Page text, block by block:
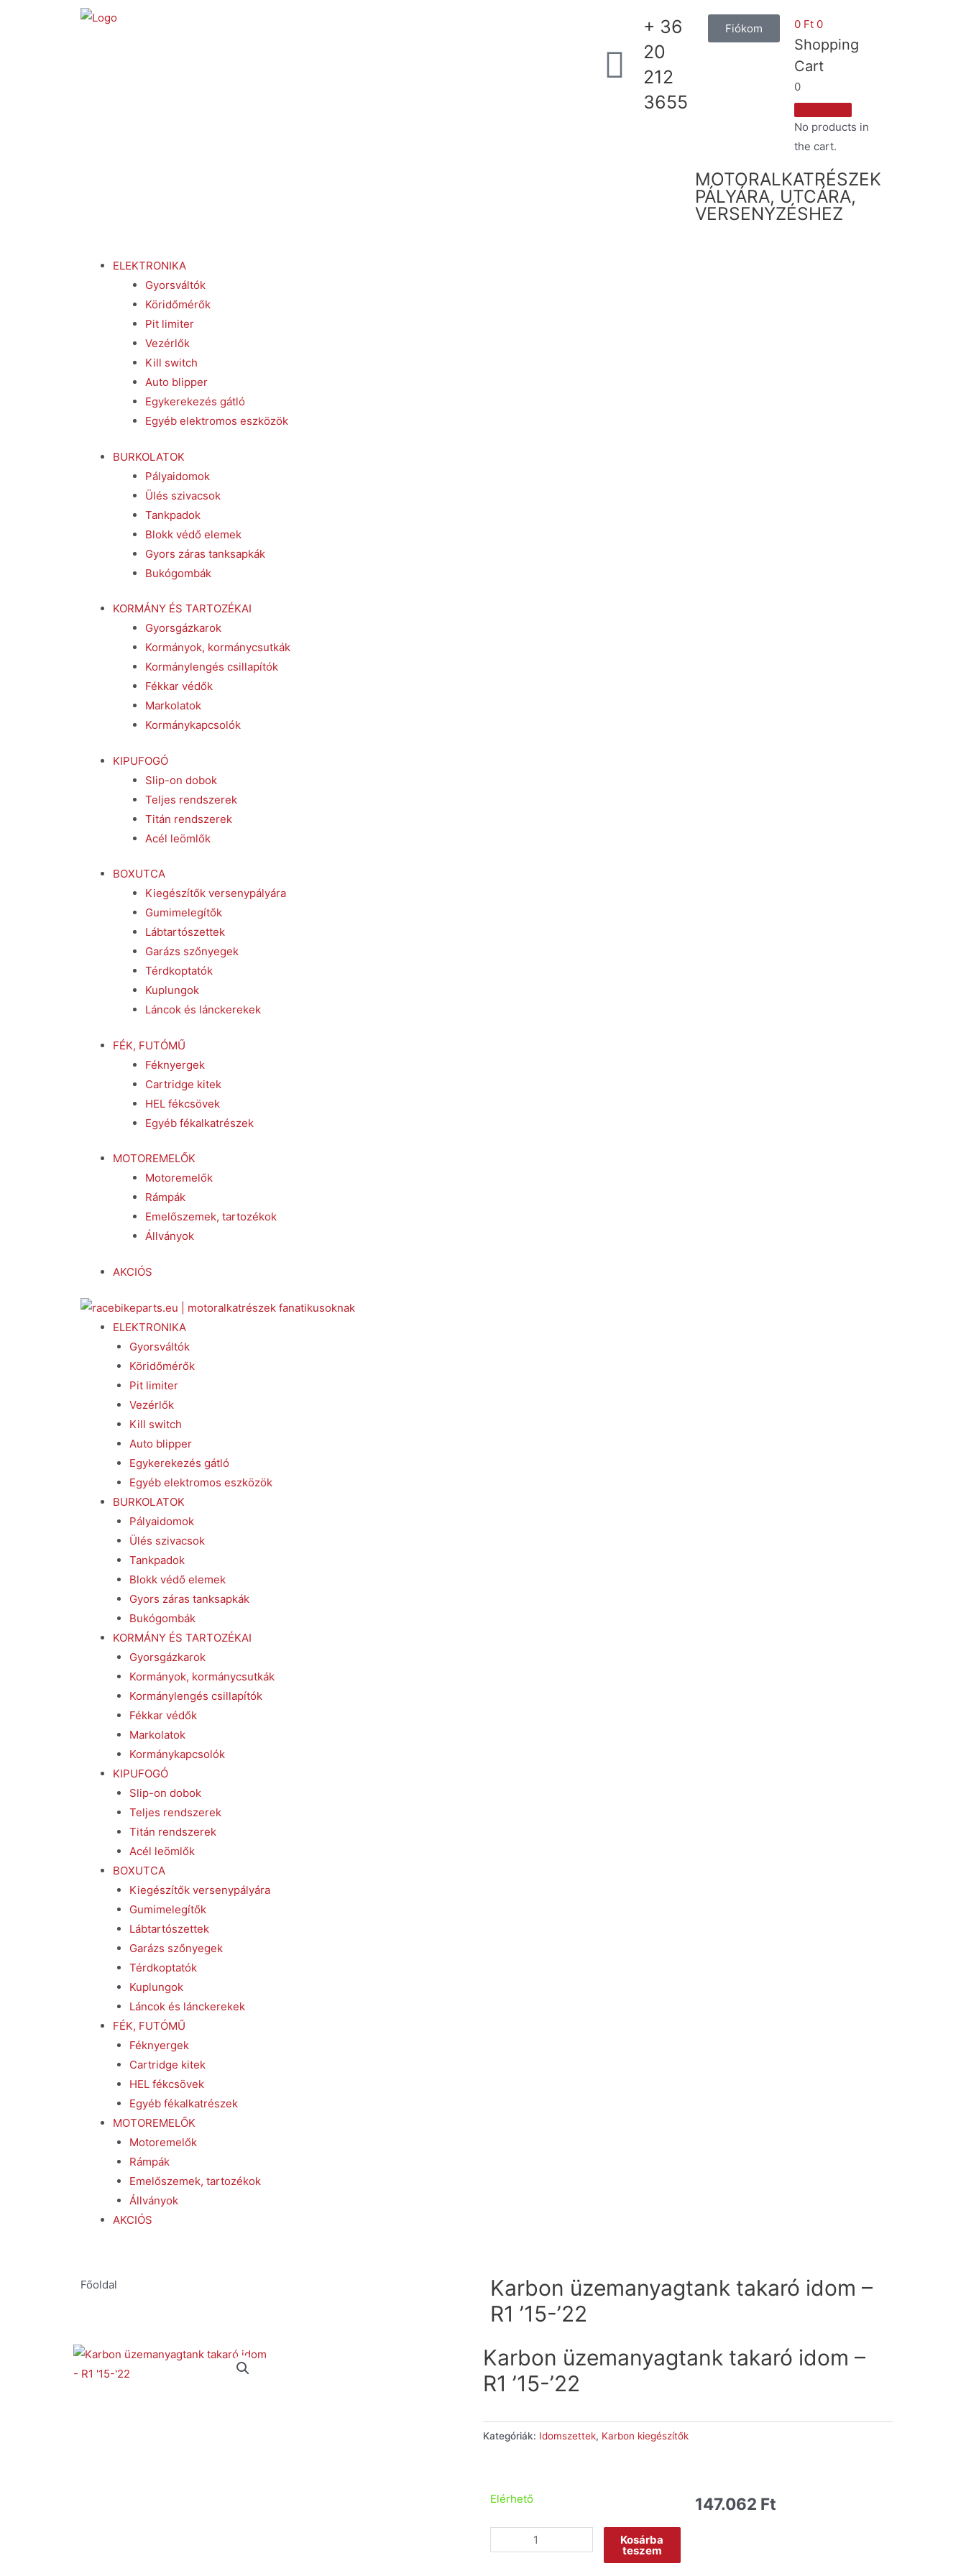
+ 36
20
212
3655
Fiókom 0 Ft 0
Shopping
Cart
0
No products in
the cart.
MOTORALKATRÉSZEK
PÁLYÁRA, UTCÁRA,
VERSENYZÉSHEZ
ELEKTRONIKA
Gyorsváltók
Köridőmérők
Pit limiter
Vezérlők
Kill switch
Auto blipper
Egykerekezés gátló
Egyéb elektromos eszközök
BURKOLATOK
Pályaidomok
Ülés szivacsok
Tankpadok
Blokk védő elemek
Gyors záras tanksapkák
Bukógombák
KORMÁNY ÉS TARTOZÉKAI
Gyorsgázkarok
Kormányok, kormánycsutkák
Kormánylengés csillapítók
Fékkar védők
Markolatok
Kormánykapcsolók
KIPUFOGÓ
Slip-on dobok
Teljes rendszerek
Titán rendszerek
Acél leömlők
BOXUTCA
Kiegészítők versenypályára
Gumimelegítők
Lábtartószettek
Garázs szőnyegek
Térdkoptatók
Kuplungok
Láncok és lánckerekek
FÉK, FUTÓMŰ
Féknyergek
Cartridge kitek
HEL fékcsövek
Egyéb fékalkatrészek
MOTOREMELŐK
Motoremelők
Rámpák
Emelőszemek, tartozékok
Állványok
AKCIÓS
ELEKTRONIKA
Gyorsváltók
Köridőmérők
Pit limiter
Vezérlők
Kill switch
Auto blipper
Egykerekezés gátló
Egyéb elektromos eszközök
BURKOLATOK
Pályaidomok
Ülés szivacsok
Tankpadok
Blokk védő elemek
Gyors záras tanksapkák
Bukógombák
KORMÁNY ÉS TARTOZÉKAI
Gyorsgázkarok
Kormányok, kormánycsutkák
Kormánylengés csillapítók
Fékkar védők
Markolatok
Kormánykapcsolók
KIPUFOGÓ
Slip-on dobok
Teljes rendszerek
Titán rendszerek
Acél leömlők
BOXUTCA
Kiegészítők versenypályára
Gumimelegítők
Lábtartószettek
Garázs szőnyegek
Térdkoptatók
Kuplungok
Láncok és lánckerekek
FÉK, FUTÓMŰ
Féknyergek
Cartridge kitek
HEL fékcsövek
Egyéb fékalkatrészek
MOTOREMELŐK
Motoremelők
Rámpák
Emelőszemek, tartozékok
Állványok
AKCIÓS
Főoldal
Karbon üzemanyagtank takaró idom –
R1 ’15-’22
Karbon üzemanyagtank takaró idom –
R1 ’15-’22
Kategóriák: Idomszettek, Karbon kiegészítők
Elérhető
Kosárba
teszem
147.062 Ft